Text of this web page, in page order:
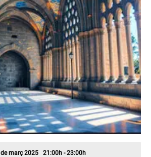
març 2025 21:00h - 23:00h